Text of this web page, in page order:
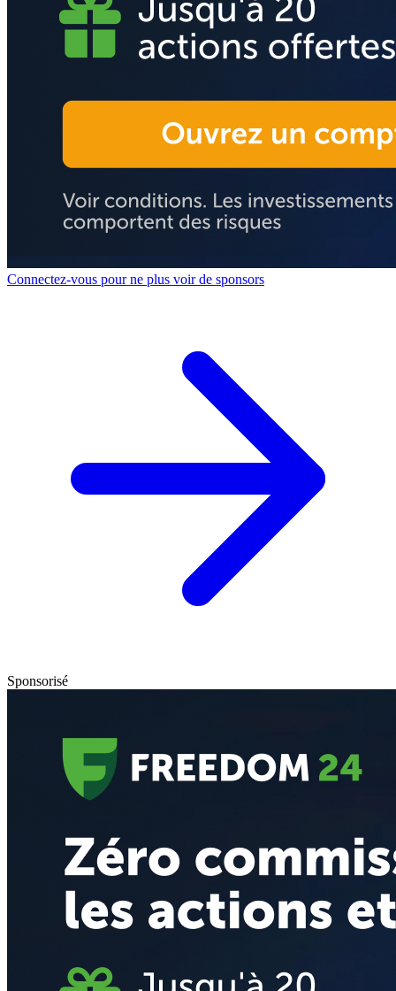
Connectez-vous pour ne plus voir de sponsors
Sponsorisé